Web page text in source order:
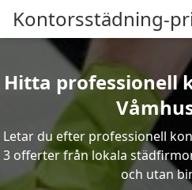
Kontorsstädning-
Hitta professionell
Letar du efter professionell
3 offerter från lokala
och utan